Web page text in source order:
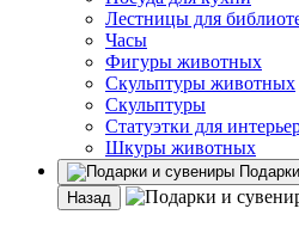
Лестницы для
Часы
Фигуры животных
Скульптуры животных
Скульптуры
Статуэтки для
Шкуры животных
Назад